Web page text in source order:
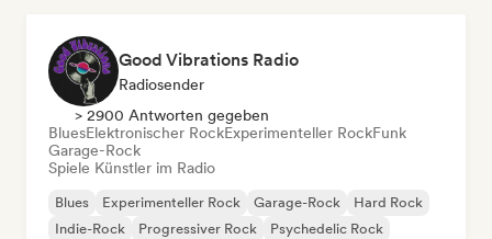
Good Vibrations Radio
Radiosender
> 2900 Antworten gegeben
BluesElektronischer RockExperimenteller RockFunk
Garage-Rock
Spiele Künstler im Radio
Blues Experimenteller Rock Garage-Rock
Hard Rock
Indie-Rock
Progressiver Rock
Psychedelic Rock